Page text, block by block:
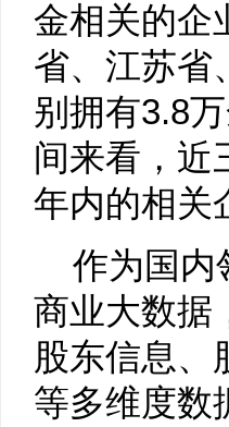
金相关的企
省、江苏省
别拥有3.8
间来看，近
年内的相关
作为国内
商业大数据
股东信息、
等多维度数